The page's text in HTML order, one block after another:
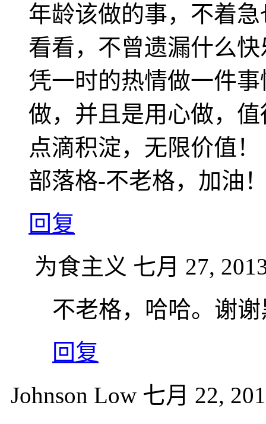
年龄该做的事，不着
看看，不曾遗漏什么
凭一时的热情做一件
做，并且是用心做，
点滴积淀，无限价值！
部落格-不老格，加油
回复
为食主义 七月 27,
不老格，哈哈。谢
回复
Johnson Low 七月 22,